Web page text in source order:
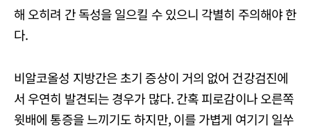
해 오히려 간 독성을 일으킬 수 있으니 각별히 주의해야 한
다.
비알코올성 지방간은 초기 증상이 거의 없어 건강검진에
서 우연히 발견되는 경우가 많다. 간혹 피로감이나 오른쪽
윗배에 통증을 느끼기도 하지만, 이를 가볍게 여기기 일쑤